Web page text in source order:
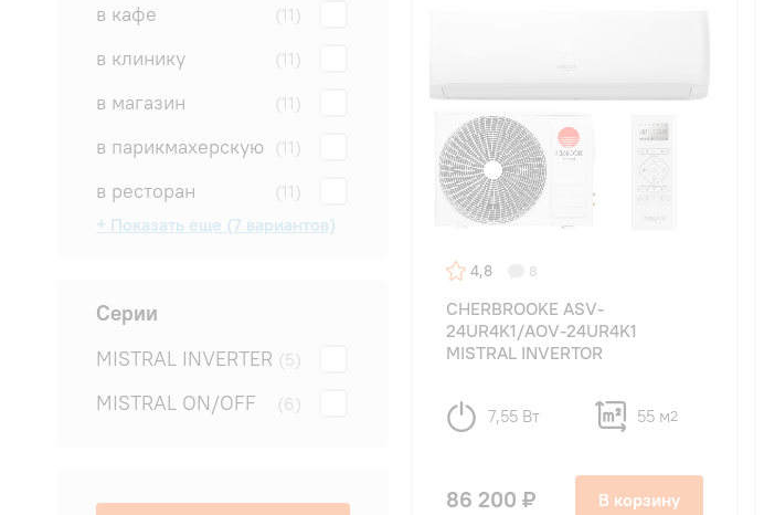
в кафе (11)
в клинику (11)
в магазин (11)
в парикмахерскую (11)
в ресторан (11)
в салон (11)
в спальню (21)
в студию (11)
для квартиры (21)
для офиса (21)
на дачу (21)
на производство (6)
+ Показать еще (7 вариантов)
Серии
MISTRAL INVERTER (5)
MISTRAL ON/OFF (6)
4,8 8
CHERBROOKE ASV-
24UR4K1/AOV-24UR4K1
MISTRAL INVERTOR
7,55 Вт 55 м2
86 200 ₽ В корзину